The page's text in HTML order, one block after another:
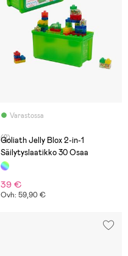
Varastossa
(2)
Goliath Jelly Blox 2-in-1
Säilytyslaatikko 30 Osaa
39 €
Ovh: 59,90 €